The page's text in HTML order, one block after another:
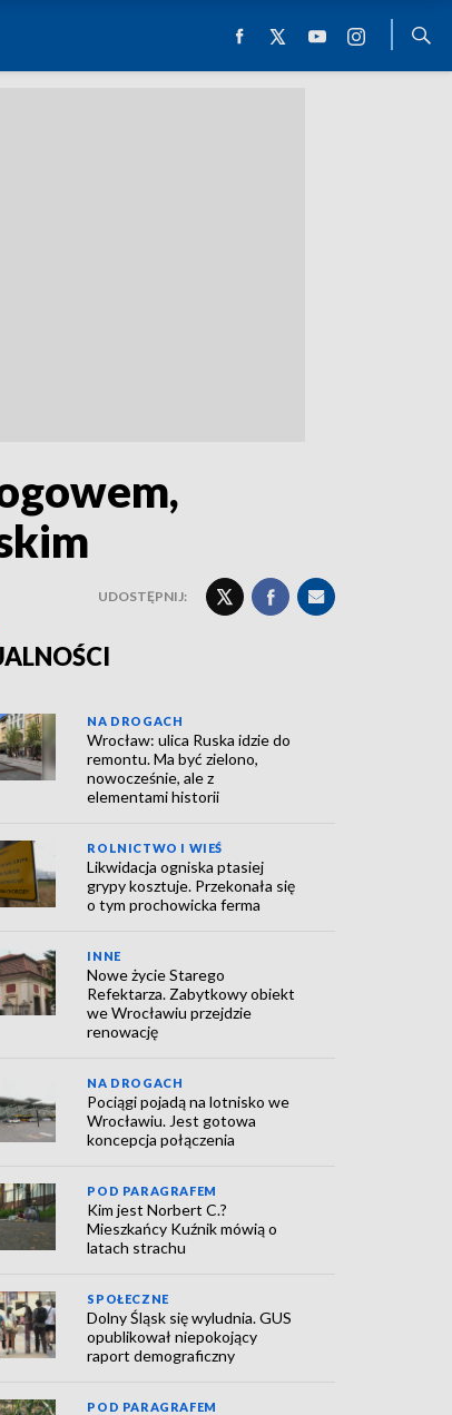
UDOSTĘPNIJ:
NA DROGACH
Wrocław: ulica Ruska idzie do
remontu. Ma być zielono,
nowocześnie, ale z
elementami historii
ROLNICTWO I WIEŚ
Likwidacja ogniska ptasiej
grypy kosztuje. Przekonała się
o tym prochowicka ferma
INNE
Nowe życie Starego
Refektarza. Zabytkowy obiekt
we Wrocławiu przejdzie
renowację
NA DROGACH
Pociągi pojadą na lotnisko we
Wrocławiu. Jest gotowa
koncepcja połączenia
POD PARAGRAFEM
Kim jest Norbert C.?
Mieszkańcy Kuźnik mówią o
latach strachu
SPOŁECZNE
Dolny Śląsk się wyludnia. GUS
opublikował niepokojący
raport demograficzny
POD PARAGRAFEM